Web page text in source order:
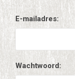
E-mailadres:
Wachtwoord: